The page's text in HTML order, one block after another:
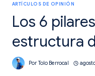
ARTÍCULOS DE OPINIÓN
Los 6
estructura
Por Tolo Berrocal